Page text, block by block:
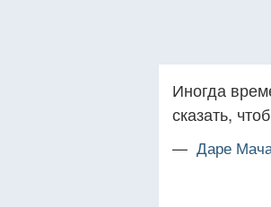
Иногда
сказать,
— Даре